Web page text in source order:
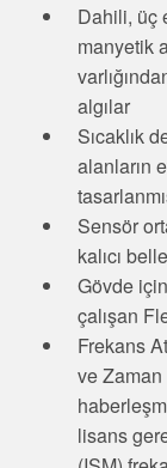
Pick-to-Light
Sıcaklık ve
Condition
Wireless
Vibration
Dönüştürücüler
Cordsets
İLGİLİ
IO-Link
Washdown
Dahili, üç
manyetik
algılar
Sıcaklık
alanların
Sensör
kalıcı
Gövde
çalışan
Frekans
ve
lisans